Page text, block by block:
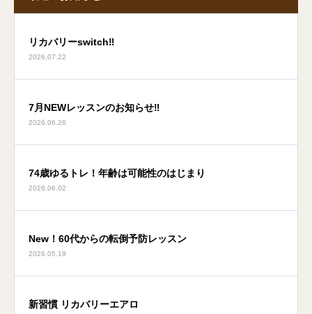
リカバリーswitch‼
2026.07.22
7月NEWレッスンのお知らせ‼
2026.06.26
74歳ゆるトレ！年齢は可能性のはじまり
2026.06.02
New！60代からの転倒予防レッスン
2026.05.19
新習慣 リカバリーエアロ